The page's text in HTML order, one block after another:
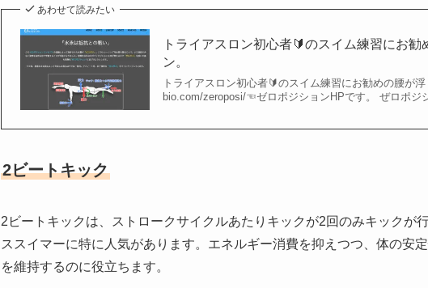
あわせて読みたい
トライアスロン初心者🔰のスイム練習にお
ン。
トライアスロン初心者🔰のスイム練習にお勧めの腰が
bio.com/zeroposi/☜ゼロポジションHPです。 ぜロポジ
2ビートキック
2ビートキックは、ストロークサイクルあたりキックが2回のみキックが
ススイマーに特に人気があります。エネルギー消費を抑えつつ、体の安
を維持するのに役立ちます。